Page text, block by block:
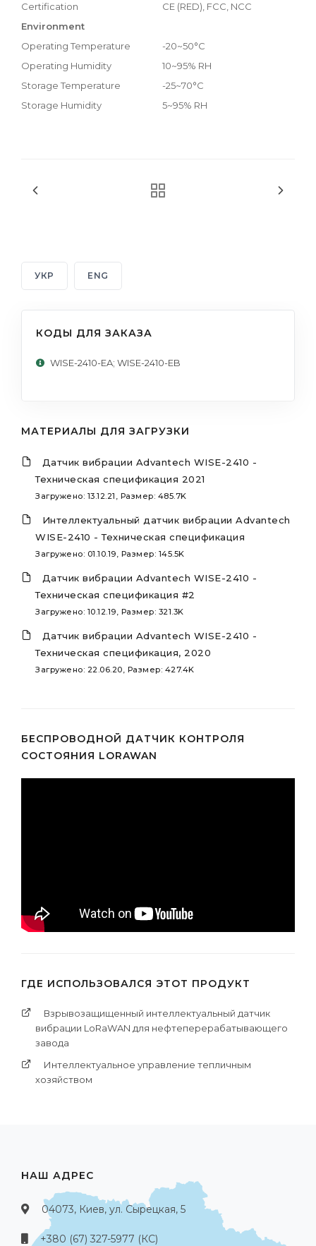
Certification
CE (RED), FCC, NCC
Environment
Operating Temperature
-20~50°C
Operating Humidity
10~95% RH
Storage Temperature
-25~70°C
Storage Humidity
5~95% RH
УКР ENG
КОДЫ ДЛЯ ЗАКАЗА
WISE-2410-EA; WISE-2410-EB
МАТЕРИАЛЫ ДЛЯ ЗАГРУЗКИ
Датчик вибрации Advantech WISE-2410 -
Техническая спецификация 2021
Загружено: 13.12.21, Размер: 485.7K
Интеллектуальный датчик вибрации Advantech
WISE-2410 - Техническая спецификация
Загружено: 01.10.19, Размер: 145.5K
Датчик вибрации Advantech WISE-2410 -
Техническая спецификация #2
Загружено: 10.12.19, Размер: 321.3K
Датчик вибрации Advantech WISE-2410 -
Техническая спецификация, 2020
Загружено: 22.06.20, Размер: 427.4K
БЕСПРОВОДНОЙ ДАТЧИК КОНТРОЛЯ
СОСТОЯНИЯ LORAWAN
ГДЕ ИСПОЛЬЗОВАЛСЯ ЭТОТ ПРОДУКТ
Взрывозащищенный интеллектуальный датчик
вибрации LoRaWAN для нефтеперерабатывающего
завода
Интеллектуальное управление тепличным
хозяйством
НАШ АДРЕС
04073, Киев, ул. Сырецкая, 5
+380 (67) 327-5977 (КС)